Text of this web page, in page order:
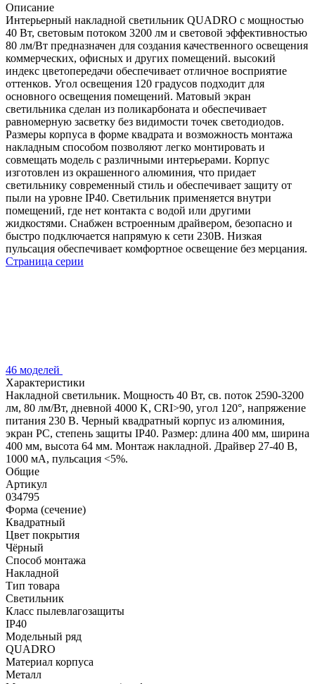
Описание
Интерьерный накладной светильник QUADRO с мощностью
40 Вт, световым потоком 3200 лм и световой эффективностью
80 лм/Вт предназначен для создания качественного освещения
коммерческих, офисных и других помещений. высокий
индекс цветопередачи обеспечивает отличное восприятие
оттенков. Угол освещения 120 градусов подходит для
основного освещения помещений. Матовый экран
светильника сделан из поликарбоната и обеспечивает
равномерную засветку без видимости точек светодиодов.
Размеры корпуса в форме квадрата и возможность монтажа
накладным способом позволяют легко монтировать и
совмещать модель с различными интерьерами. Корпус
изготовлен из окрашенного алюминия, что придает
светильнику современный стиль и обеспечивает защиту от
пыли на уровне IP40. Светильник применяется внутри
помещений, где нет контакта с водой или другими
жидкостями. Снабжен встроенным драйвером, безопасно и
быстро подключается напрямую к сети 230В. Низкая
пульсация обеспечивает комфортное освещение без мерцания.
Страница серии
46 моделей
Характеристики
Накладной светильник. Мощность 40 Вт, св. поток 2590-3200
лм, 80 лм/Вт, дневной 4000 K, CRI>90, угол 120°, напряжение
питания 230 В. Черный квадратный корпус из алюминия,
экран PC, степень защиты IP40. Размер: длина 400 мм, ширина
400 мм, высота 64 мм. Монтаж накладной. Драйвер 27-40 В,
1000 мА, пульсация <5%.
Общие
Артикул
034795
Форма (сечение)
Квадратный
Цвет покрытия
Чёрный
Способ монтажа
Накладной
Тип товара
Светильник
Класс пылевлагозащиты
IP40
Модельный ряд
QUADRO
Материал корпуса
Металл